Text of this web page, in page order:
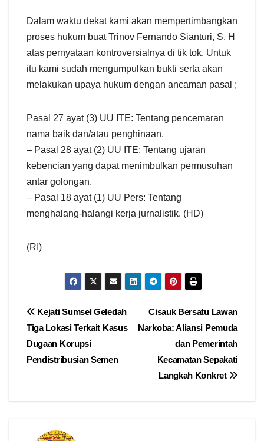
Dalam waktu dekat kami akan mempertimbangkan
proses hukum buat Trinov Fernando Sianturi, S. H
atas pernyataan kontroversialnya di tik tok. Untuk
itu kami sudah mengumpulkan bukti serta akan
melakukan upaya hukum dengan ancaman pasal ;
Pasal 27 ayat (3) UU ITE: Tentang pencemaran
nama baik dan/atau penghinaan.
– Pasal 28 ayat (2) UU ITE: Tentang ujaran
kebencian yang dapat menimbulkan permusuhan
antar golongan.
– Pasal 18 ayat (1) UU Pers: Tentang
menghalang-halangi kerja jurnalistik. (HD)
(RI)
Navigasi
pos
Cisauk Bersatu Lawan
Narkoba: Aliansi Pemuda
dan Pemerintah
Kecamatan Sepakati
Langkah Konkret
Kejati Sumsel Geledah
Tiga Lokasi Terkait Kasus
Dugaan Korupsi
Pendistribusian Semen